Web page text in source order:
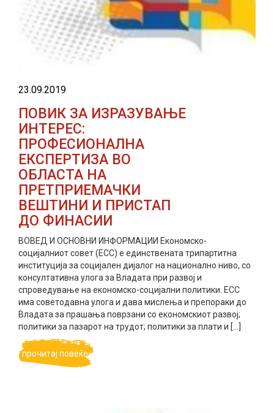
23.09.2019
ПОВИК ЗА ИЗРАЗУВАЊЕ
ИНТЕРЕС:
ПРОФЕСИОНАЛНА
ЕКСПЕРТИЗА ВО
ОБЛАСТА НА
ПРЕТПРИЕМАЧКИ
ВЕШТИНИ И ПРИСТАП
ДО ФИНАСИИ
ВОВЕД И ОСНОВНИ ИНФОРМАЦИИ Економско-
социјалниот совет (ЕСС) е единствената трипартитна
институција за социјален дијалог на национално ниво, со
консултативна улога за Владата при развој и
спроведување на економско-социјални политики. ЕСС
има советодавна улога и дава мислења и препораки до
Владата за прашања поврзани со економскиот развој;
политики за пазарот на трудот; политики за плати и […]
прочитај повеќе